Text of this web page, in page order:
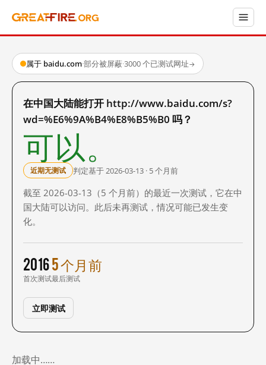
属于 baidu.com·部分被屏蔽·3000 个已测试网址→
在中国大陆能打开 http://www.baidu.com/s?
wd=%E6%9A%B4%E8%B5%B0 吗？
可以。
近期无测试 判定基于 2026-03-13 · 5 个月前
截至 2026-03-13（5 个月前）的最近一次测试，它在中
国大陆可以访问。此后未再测试，情况可能已发生变
化。
2016
首次测试
5 个月前
最后测试
立即测试
加载中……